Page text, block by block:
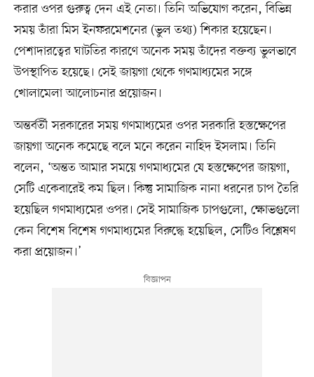
করার ওপর গুরুত্ব দেন এই নেতা। তিনি অভিযোগ করেন, বিভিন্ন
সময় তাঁরা মিস ইনফরমেশনের (ভুল তথ্য) শিকার হয়েছেন।
পেশাদারত্বের ঘাটতির কারণে অনেক সময় তাঁদের বক্তব্য ভুলভাবে
উপস্থাপিত হয়েছে। সেই জায়গা থেকে গণমাধ্যমের সঙ্গে
খোলামেলা আলোচনার প্রয়োজন।
অন্তর্বর্তী সরকারের সময় গণমাধ্যমের ওপর সরকারি হস্তক্ষেপের
জায়গা অনেক কমেছে বলে মনে করেন নাহিদ ইসলাম। তিনি
বলেন, ‘অন্তত আমার সময়ে গণমাধ্যমের যে হস্তক্ষেপের জায়গা,
সেটি একেবারেই কম ছিল। কিন্তু সামাজিক নানা ধরনের চাপ তৈরি
হয়েছিল গণমাধ্যমের ওপর। সেই সামাজিক চাপগুলো, ক্ষোভগুলো
কেন বিশেষ বিশেষ গণমাধ্যমের বিরুদ্ধে হয়েছিল, সেটিও বিশ্লেষণ
করা প্রয়োজন।’